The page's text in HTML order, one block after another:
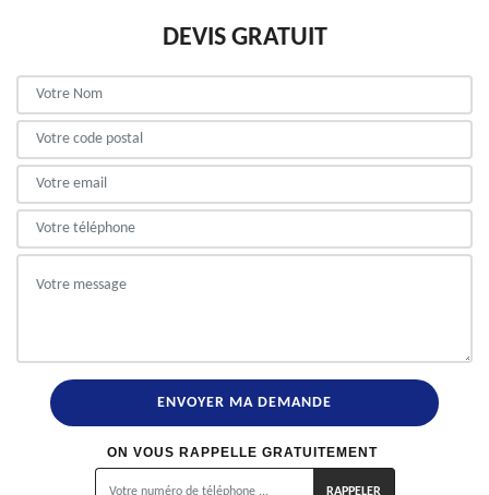
DEVIS GRATUIT
ON VOUS RAPPELLE GRATUITEMENT